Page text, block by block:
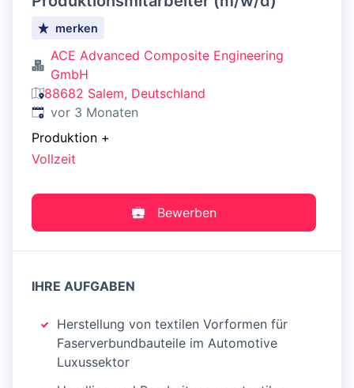
merken
ACE Advanced Composite Engineering
GmbH
88682 Salem, Deutschland
Veröffentlicht:
vor 3 Monaten
Produktion +
Vollzeit
Bewerben
IHRE AUFGABEN
Herstellung von textilen Vorformen für
Faserverbundbauteile im Automotive
Luxussektor